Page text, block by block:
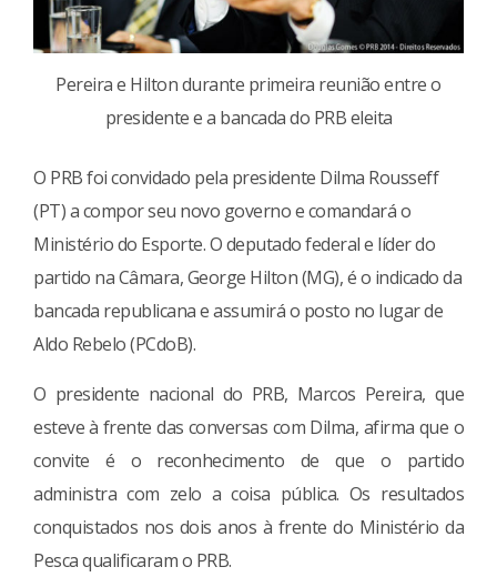
Pereira e Hilton durante primeira reunião entre o
presidente e a bancada do PRB eleita
O PRB foi convidado pela presidente Dilma Rousseff
(PT) a compor seu novo governo e comandará o
Ministério do Esporte. O deputado federal e líder do
partido na Câmara, George Hilton (MG), é o indicado da
bancada republicana e assumirá o posto no lugar de
Aldo Rebelo (PCdoB).
O presidente nacional do PRB, Marcos Pereira, que
esteve à frente das conversas com Dilma, afirma que o
convite é o reconhecimento de que o partido
administra com zelo a coisa pública. Os resultados
conquistados nos dois anos à frente do Ministério da
Pesca qualificaram o PRB.